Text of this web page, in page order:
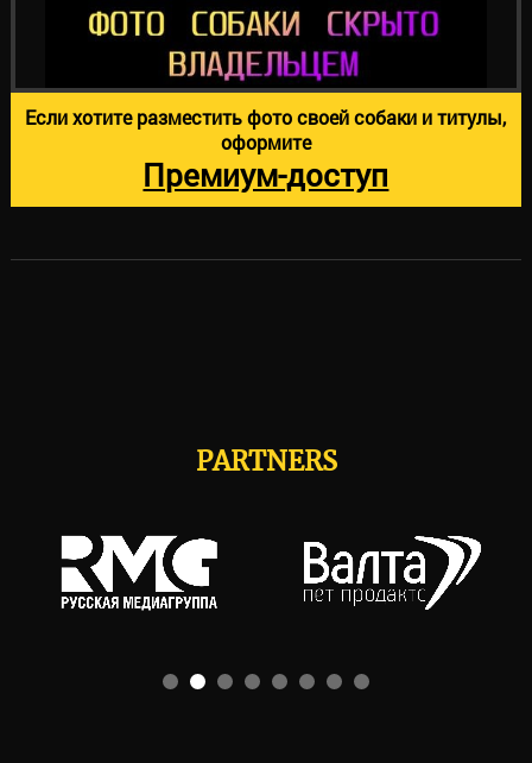
Если хотите разместить фото своей собаки и титулы,
оформите
Премиум-доступ
PARTNERS